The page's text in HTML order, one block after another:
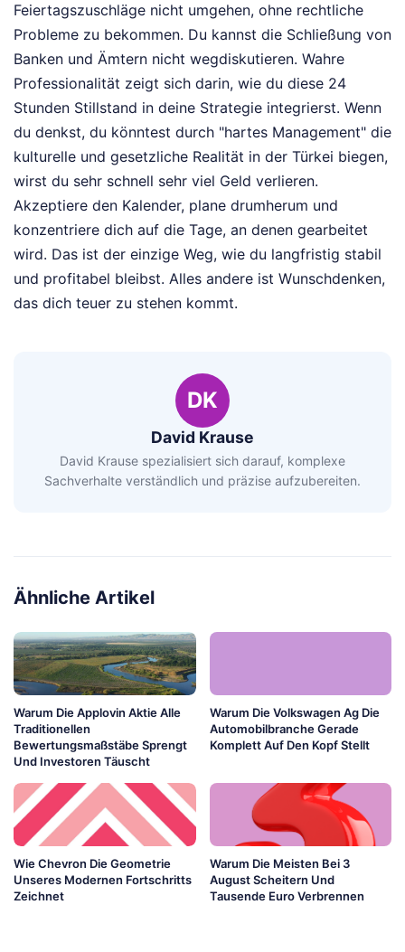
Feiertagszuschläge nicht umgehen, ohne rechtliche
Probleme zu bekommen. Du kannst die Schließung von
Banken und Ämtern nicht wegdiskutieren. Wahre
Professionalität zeigt sich darin, wie du diese 24
Stunden Stillstand in deine Strategie integrierst. Wenn
du denkst, du könntest durch "hartes Management" die
kulturelle und gesetzliche Realität in der Türkei biegen,
wirst du sehr schnell sehr viel Geld verlieren.
Akzeptiere den Kalender, plane drumherum und
konzentriere dich auf die Tage, an denen gearbeitet
wird. Das ist der einzige Weg, wie du langfristig stabil
und profitabel bleibst. Alles andere ist Wunschdenken,
das dich teuer zu stehen kommt.
DK
David Krause
David Krause spezialisiert sich darauf, komplexe
Sachverhalte verständlich und präzise aufzubereiten.
Ähnliche Artikel
Warum Die Applovin Aktie Alle
Traditionellen
Bewertungsmaßstäbe Sprengt
Und Investoren Täuscht
Warum Die Volkswagen Ag Die
Automobilbranche Gerade
Komplett Auf Den Kopf Stellt
Wie Chevron Die Geometrie
Unseres Modernen Fortschritts
Zeichnet
Warum Die Meisten Bei 3
August Scheitern Und
Tausende Euro Verbrennen